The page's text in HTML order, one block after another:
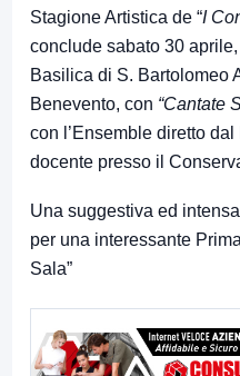
Stagione Artistica de “I
conclude sabato 30
Basilica di S. Bartolomeo
Benevento, con “Cantate
con l’Ensemble diretto
docente presso il
Una suggestiva ed
per una interessante
Sala”